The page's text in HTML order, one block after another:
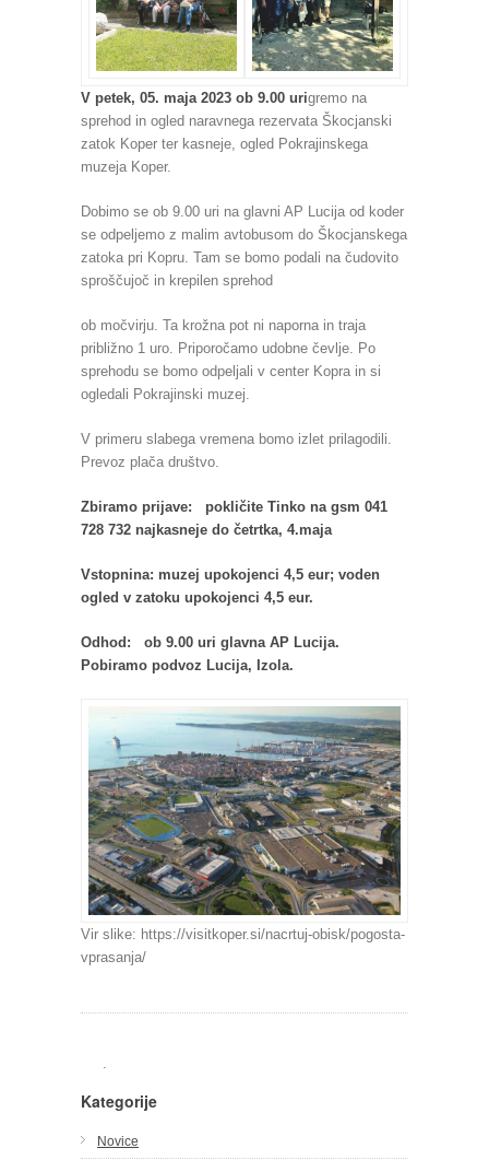
V petek, 05. maja 2023 ob 9.00 urigremo na
sprehod in ogled naravnega rezervata Škocjanski
zatok Koper ter kasneje, ogled Pokrajinskega
muzeja Koper.
Dobimo se ob 9.00 uri na glavni AP Lucija od koder
se odpeljemo z malim avtobusom do Škocjanskega
zatoka pri Kopru. Tam se bomo podali na čudovito
sproščujoč in krepilen sprehod
ob močvirju. Ta krožna pot ni naporna in traja
približno 1 uro. Priporočamo udobne čevlje. Po
sprehodu se bomo odpeljali v center Kopra in si
ogledali Pokrajinski muzej.
V primeru slabega vremena bomo izlet prilagodili.
Prevoz plača društvo.
Zbiramo prijave: pokličite Tinko na gsm 041
728 732 najkasneje do četrtka, 4.maja
Vstopnina: muzej upokojenci 4,5 eur; voden
ogled v zatoku upokojenci 4,5 eur.
Odhod: ob 9.00 uri glavna AP Lucija.
Pobiramo podvoz Lucija, Izola.
Vir slike: https://visitkoper.si/nacrtuj-obisk/pogosta-
vprasanja/
Kategorije
Novice